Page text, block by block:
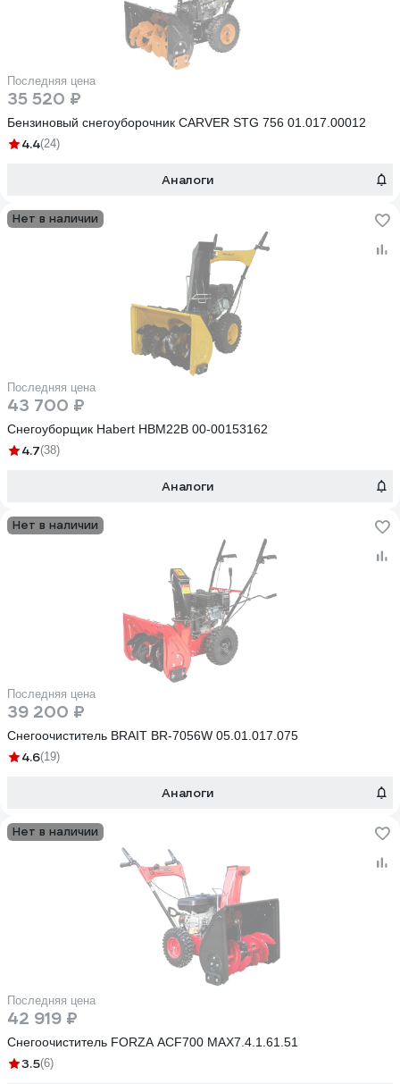
Последняя цена
35 520 ₽
Бензиновый снегоуборочник CARVER STG 756 01.017.00012
4.4(24)
Аналоги
Нет в наличии
Последняя цена
43 700 ₽
Снегоуборщик Habert HBM22B 00-00153162
4.7(38)
Аналоги
Нет в наличии
Последняя цена
39 200 ₽
Снегоочиститель BRAIT BR-7056W 05.01.017.075
4.6(19)
Аналоги
Нет в наличии
Последняя цена
42 919 ₽
Снегоочиститель FORZA АСF700 MAX7.4.1.61.51
3.5(6)